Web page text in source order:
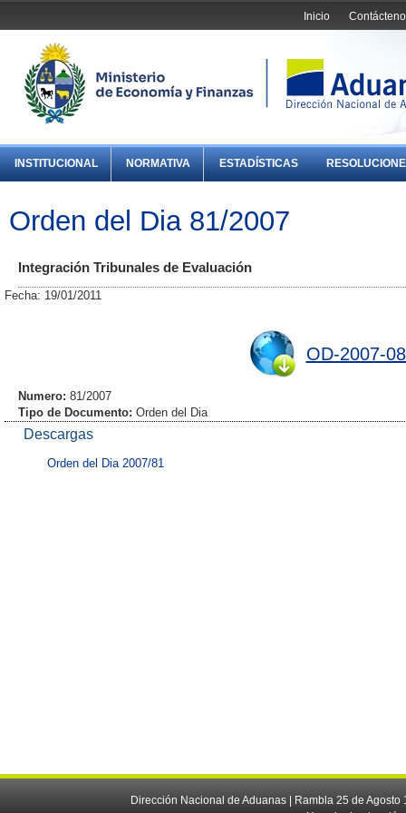
Inicio
INSTITUCIONAL NORMATIVA ESTADÍSTICAS
Orden del Dia 81/2007
Integración Tribunales de Evaluación
Fecha: 19/01/2011
OD-2007-
Numero: 81/2007
Tipo de Documento: Orden del Dia
Descargas
Orden del Dia 2007/81
Dirección Nacional de Aduanas | Rambla 25 de